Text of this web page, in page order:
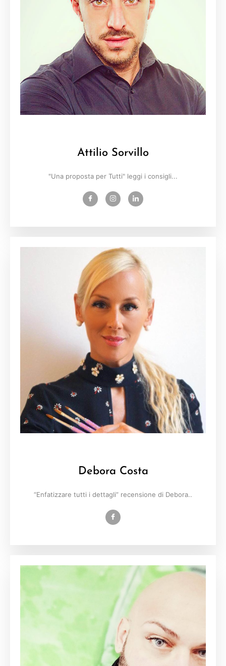
Attilio Sorvillo
"Una proposta per Tutti" leggi i consigli...
Debora Costa
“Enfatizzare tutti i dettagli” recensione di Debora..